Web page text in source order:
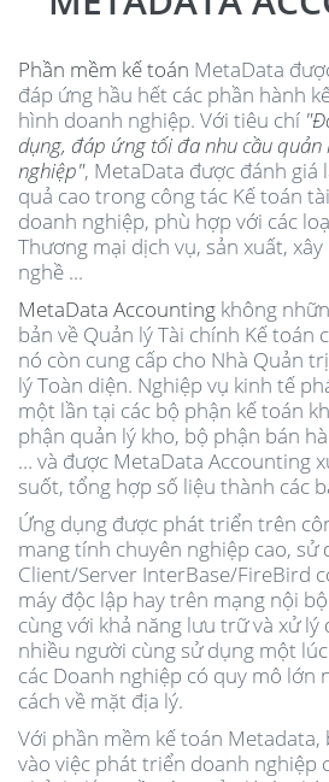
Phần mềm kế toán MetaData
đáp ứng hầu hết các phần hành
hình doanh nghiệp. Với tiêu chí
dụng, đáp ứng tối đa nhu cầu quản
nghiệp", MetaData được đánh giá
quả cao trong công tác Kế toán
doanh nghiệp, phù hợp với các
Thương mại dịch vụ, sản xuất,
nghề ...
MetaData Accounting không
bản về Quản lý Tài chính Kế toán
nó còn cung cấp cho Nhà Quản
lý Toàn diện. Nghiệp vụ kinh tế
một lần tại các bộ phận kế toán
phận quản lý kho, bộ phận bán
… và được MetaData Accounting
suốt, tổng hợp số liệu thành các
Ứng dụng được phát triển trên
mang tính chuyên nghiệp cao, sử
Client/Server InterBase/FireBird
máy độc lập hay trên mạng nội
cùng với khả năng lưu trữ và xử
nhiều người cùng sử dụng một
các Doanh nghiệp có quy mô lớn
cách về mặt địa lý.
Với phần mềm kế toán
vào việc phát triển doanh nghiệp